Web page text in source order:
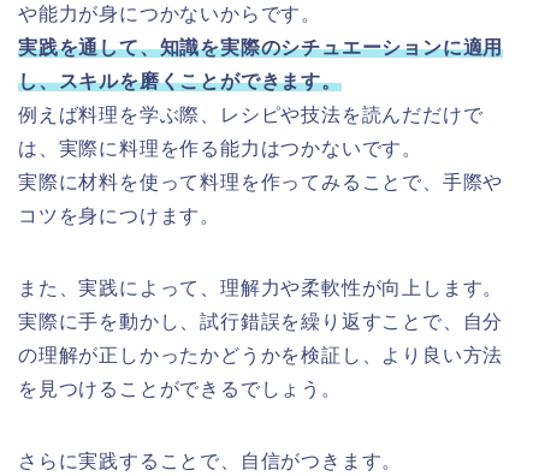
や能力が身につかないからです。
実践を通して、知識を実際のシチュエーションに適用
し、スキルを磨くことができます。
例えば料理を学ぶ際、レシピや技法を読んだだけで
は、実際に料理を作る能力はつかないです。
実際に材料を使って料理を作ってみることで、手際や
コツを身につけます。
また、実践によって、理解力や柔軟性が向上します。
実際に手を動かし、試行錯誤を繰り返すことで、自分
の理解が正しかったかどうかを検証し、より良い方法
を見つけることができるでしょう。
さらに実践することで、自信がつきます。